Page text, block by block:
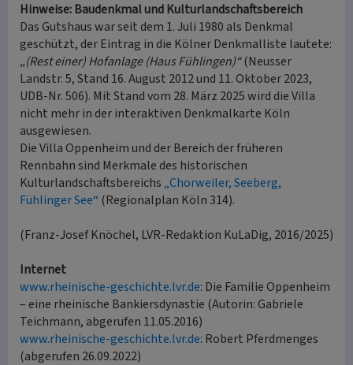
Hinweise: Baudenkmal und Kulturlandschaftsbereich
Das Gutshaus war seit dem 1. Juli 1980 als Denkmal
geschützt, der Eintrag in die Kölner Denkmalliste lautete:
„(Rest einer) Hofanlage (Haus Fühlingen)“(Neusser
Landstr. 5, Stand 16. August 2012 und 11. Oktober 2023,
UDB-Nr. 506). Mit Stand vom 28. März 2025 wird die Villa
nicht mehr in der interaktiven Denkmalkarte Köln
ausgewiesen.
Die Villa Oppenheim und der Bereich der früheren
Rennbahn sind Merkmale des historischen
Kulturlandschaftsbereichs „Chorweiler, Seeberg,
Fühlinger See“ (Regionalplan Köln 314).
(Franz-Josef Knöchel, LVR-Redaktion KuLaDig, 2016/2025)
Internet
www.rheinische-geschichte.lvr.de: Die Familie Oppenheim
– eine rheinische Bankiersdynastie (Autorin: Gabriele
Teichmann, abgerufen 11.05.2016)
www.rheinische-geschichte.lvr.de: Robert Pferdmenges
(abgerufen 26.09.2022)